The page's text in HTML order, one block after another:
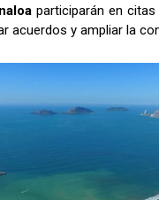
participarán en
acuerdos y ampliar la